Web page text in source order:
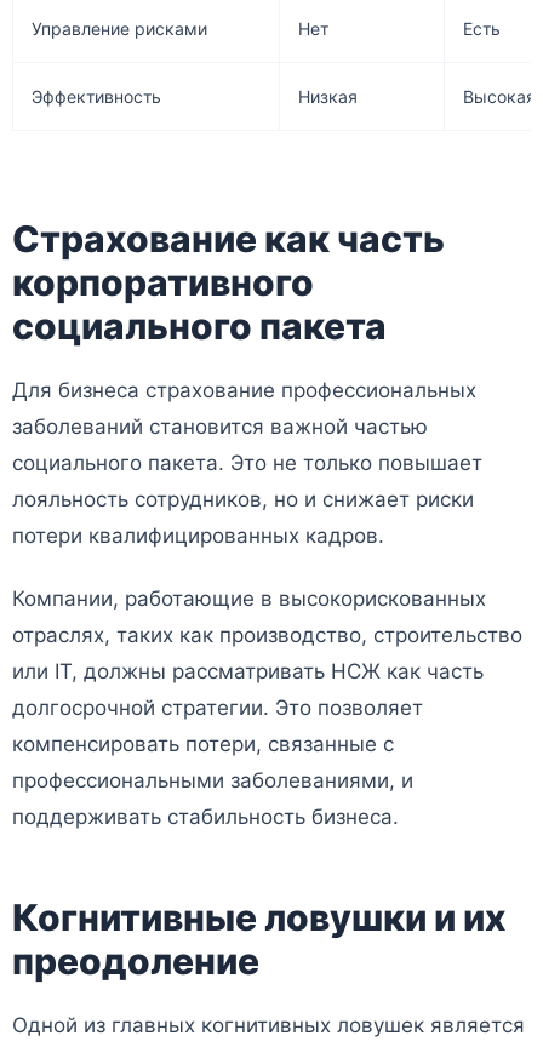
Управление рисками Нет Есть
Эффективность Низкая Высокая
Страхование как часть
корпоративного
социального пакета
Для бизнеса страхование профессиональных
заболеваний становится важной частью
социального пакета. Это не только повышает
лояльность сотрудников, но и снижает риски
потери квалифицированных кадров.
Компании, работающие в высокорискованных
отраслях, таких как производство, строительство
или IT, должны рассматривать НСЖ как часть
долгосрочной стратегии. Это позволяет
компенсировать потери, связанные с
профессиональными заболеваниями, и
поддерживать стабильность бизнеса.
Когнитивные ловушки и их
преодоление
Одной из главных когнитивных ловушек является